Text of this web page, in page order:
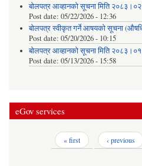
बोलपत्र आव्हानको सूचना मिति
Post date: 05/22/2026 - 12:36
बोलपत्र स्वीकृत गर्ने आषयको सूचना
Post date: 05/20/2026 - 10:15
बोलपत्र आव्हानको सूचना मिति
Post date: 05/13/2026 - 15:58
eGov services
« first ‹ previous